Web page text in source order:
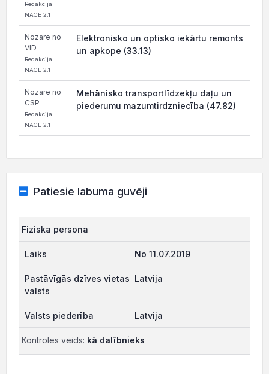
Redakcija
NACE 2.1
Nozare no
VID
Redakcija
NACE 2.1
Elektronisko un optisko iekārtu remonts
un apkope (33.13)
Nozare no
CSP
Redakcija
NACE 2.1
Mehānisko transportlīdzekļu daļu un
piederumu mazumtirdzniecība (47.82)
Patiesie labuma guvēji
Fiziska persona
No 11.07.2019
Latvija
Latvija
Kontroles veids: kā dalībnieks